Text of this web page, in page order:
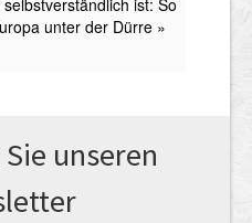
unseren